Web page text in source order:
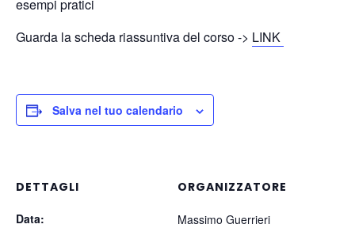
esempi pratici
Guarda la scheda riassuntiva del corso -> LINK
Salva nel tuo calendario
DETTAGLI
Data:
ORGANIZZATORE
Massimo Guerrieri